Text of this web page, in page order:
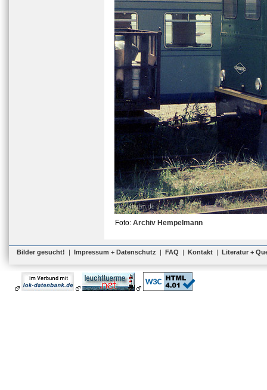
Foto: Archiv Hempelmann
Bilder gesucht! | Impressum + Datenschutz | FAQ | Kontakt | Literatur +